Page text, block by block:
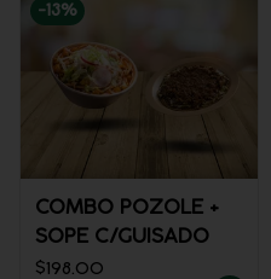
-13%
COMBO POZOLE +
SOPE C/GUISADO
$198.00